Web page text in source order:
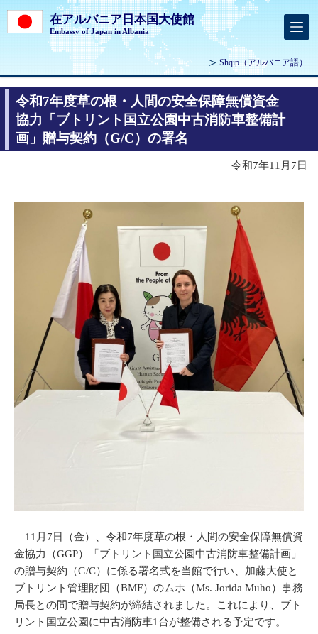
在アルバニア日本国大使館
Embassy of Japan in Albania
Shqip（アルバニア語）
令和7年度草の根・人間の安全保障無償資金
協力「ブトリント国立公園中古消防車整備計
画」贈与契約（G/C）の署名
令和7年11月7日
11月7日（金）、令和7年度草の根・人間の安全保障無償資
金協力（GGP）「ブトリント国立公園中古消防車整備計画」
の贈与契約（G/C）に係る署名式を当館で行い、加藤大使と
ブトリント管理財団（BMF）のムホ（Ms. Jorida Muho）事務
局長との間で贈与契約が締結されました。これにより、ブト
リント国立公園に中古消防車1台が整備される予定です。